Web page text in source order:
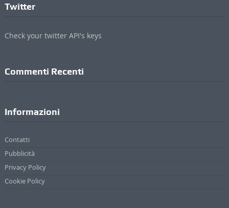
Twitter
Check your twitter API's keys
Commenti Recenti
Informazioni
Contatti
Pubblicità
Privacy Policy
Cookie Policy